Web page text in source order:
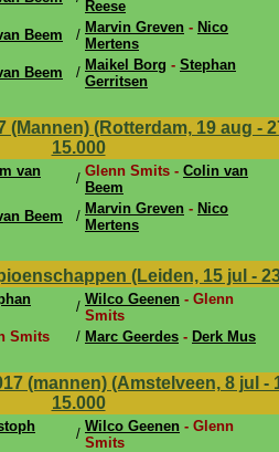
Reese
Beem / Marvin Greven - Nico
Mertens
Beem / Maikel Borg - Stephan
Gerritsen
(Mannen) (Rotterdam, 19 aug -
15.000
van
/ Glenn Smits - Colin van
Beem
Beem / Marvin Greven - Nico
Mertens
(Leiden, 15 jul -
/ Wilco Geenen - Glenn
Smits
Smits / Marc Geerdes - Derk Mus
(mannen) (Amstelveen, 8 jul -
15.000
/ Wilco Geenen - Glenn
Smits